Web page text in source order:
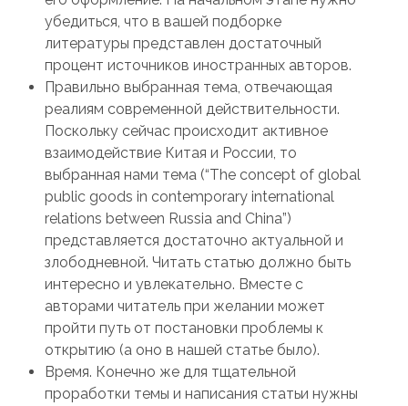
убедиться, что в вашей подборке
литературы представлен достаточный
процент источников иностранных авторов.
Правильно выбранная тема, отвечающая
реалиям современной действительности.
Поскольку сейчас происходит активное
взаимодействие Китая и России, то
выбранная нами тема (“The concept of global
public goods in contemporary international
relations between Russia and China”)
представляется достаточно актуальной и
злободневной. Читать статью должно быть
интересно и увлекательно. Вместе с
авторами читатель при желании может
пройти путь от постановки проблемы к
открытию (а оно в нашей статье было).
Время. Конечно же для тщательной
проработки темы и написания статьи нужны